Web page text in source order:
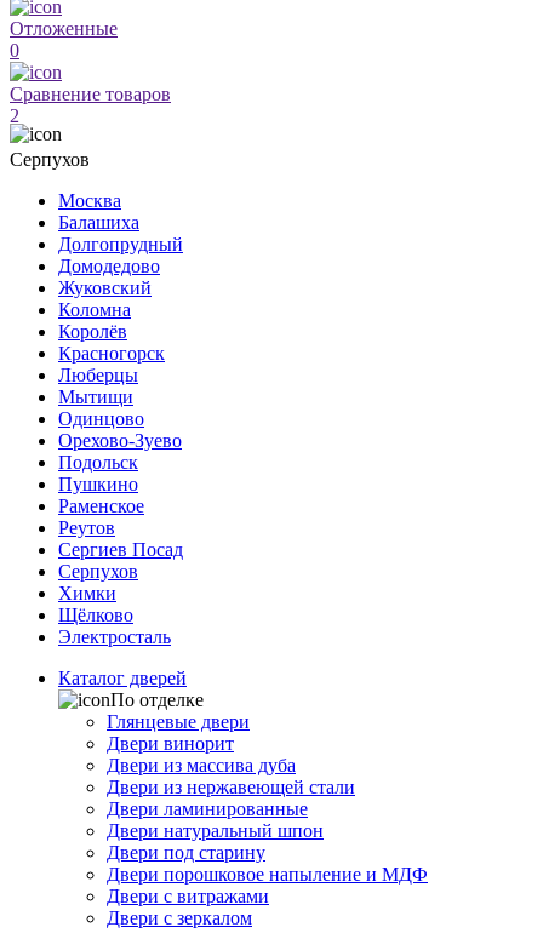
Отложенные
0
Сравнение товаров
2
Серпухов
Москва
Балашиха
Долгопрудный
Домодедово
Жуковский
Коломна
Королёв
Красногорск
Люберцы
Мытищи
Одинцово
Орехово-Зуево
Подольск
Пушкино
Раменское
Реутов
Сергиев Посад
Серпухов
Химки
Щёлково
Электросталь
Каталог дверей
По отделке
Глянцевые двери
Двери винорит
Двери из массива дуба
Двери из нержавеющей стали
Двери ламинированные
Двери натуральный шпон
Двери под старину
Двери порошковое напыление и МДФ
Двери с витражами
Двери с зеркалом